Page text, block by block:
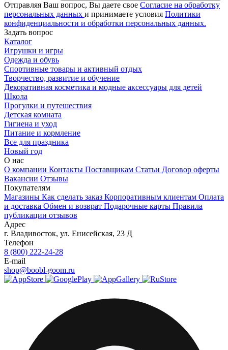
Отправляя Ваш вопрос, Вы даете свое Согласие на обработку
персональных данных и принимаете условия Политики
конфиденциальности и обработки персональных данных.
Задать вопрос
Каталог
Игрушки и игры
Одежда и обувь
Спортивные товары и активный отдых
Творчество, развитие и обучение
Декоративная косметика и модные аксессуары для детей
Школа
Прогулки и путешествия
Детская комната
Гигиена и уход
Питание и кормление
Все для праздника
Новый год
О нас
О компании Контакты Поставщикам Статьи Договор оферты
Вакансии Отзывы
Покупателям
Магазины Как сделать заказ Корпоративным клиентам Оплата
и доставка Обмен и возврат Подарочные карты Правила
публикации отзывов
Адрес
г. Владивосток, ул. Енисейская, 23 Д
Телефон
8 (800) 222-24-28
E-mail
shop@boobl-goom.ru